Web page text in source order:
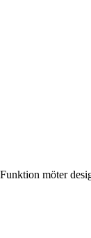
Funktion möter